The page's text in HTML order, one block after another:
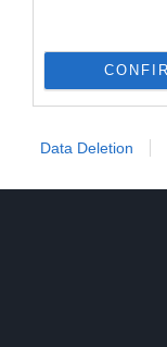
Data Deletion